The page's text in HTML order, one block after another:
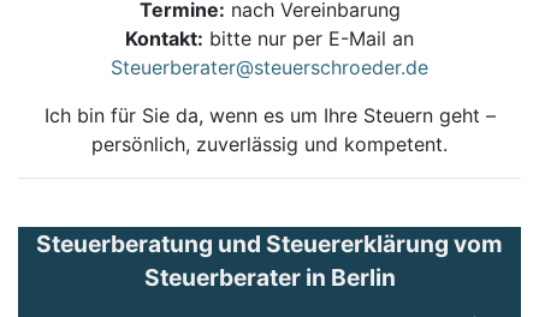
Termine: nach Vereinbarung
Kontakt: bitte nur per E-Mail an
Steuerberater@steuerschroeder.de
Ich bin für Sie da, wenn es um Ihre Steuern geht –
persönlich, zuverlässig und kompetent.
Steuerberatung und Steuererklärung vom
Steuerberater in Berlin